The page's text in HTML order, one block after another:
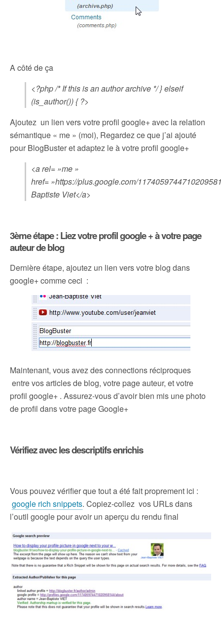
A côté de ça
<?php /* If this is an author archive */ } elseif
(is_author()) { ?>
Ajoutez un lien vers votre profil google+ avec la relation
sémantique « me » (moi), Regardez ce que j’ai ajouté
pour BlogBuster et adaptez le à votre profil google+
<a rel= »me »
href= »https://plus.google.com/
Baptiste Viet</a>
3ème étape : Liez votre profil google + à votre page
auteur de blog
Dernière étape, ajoutez un lien vers votre blog dans
google+ comme ceci :
Maintenant, vous avez des connections réciproques
entre vos articles de blog, votre page auteur, et votre
profil google+ . Assurez-vous d’avoir bien mis une photo
de profil dans votre page Google+
Vérifiez avec les descriptifs enrichis
Vous pouvez vérifier que tout a été fait proprement ici :
google rich snippets. Copiez-collez vos URLs dans
l’outil google pour avoir un aperçu du rendu final